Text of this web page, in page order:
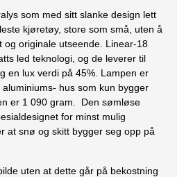
som med sitt slanke design lett
kjøretøy, store som små, uten å
originale utseende. Linear-18
led teknologi, og de leverer til
en lux verdi på 45%. Lampen er
hus som kun bygger
er 1 090 gram. Den sømløse
for minst mulig
at snø og skitt bygger seg opp på
uten at dette går på bekostning